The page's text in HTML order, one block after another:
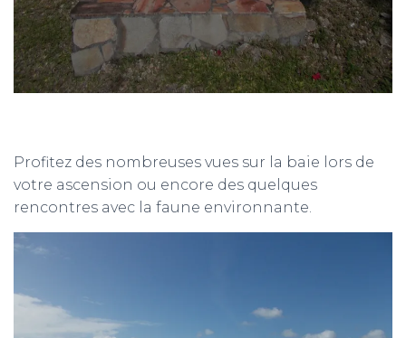
Profitez des nombreuses vues sur la baie lors de
votre ascension ou encore des quelques
rencontres avec la faune environnante.